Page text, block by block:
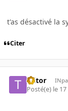
t'as désactivé la
Citer
Ttitor
Posté(e) le